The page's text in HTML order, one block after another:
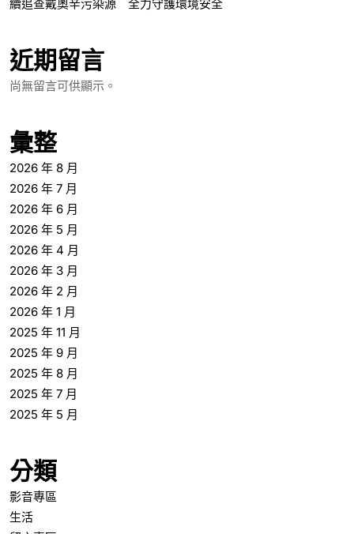
續追查戴奧辛污染源 全力守護環境安全
近期留言
尚無留言可供顯示。
彙整
2026 年 8 月
2026 年 7 月
2026 年 6 月
2026 年 5 月
2026 年 4 月
2026 年 3 月
2026 年 2 月
2026 年 1 月
2025 年 11 月
2025 年 9 月
2025 年 8 月
2025 年 7 月
2025 年 5 月
分類
影音專區
生活